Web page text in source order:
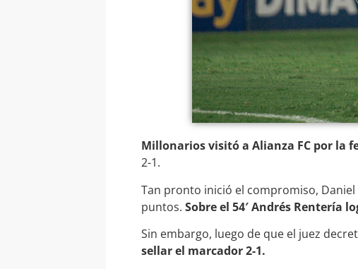
Millonarios visitó a Alianza FC por la
2-1.
Tan pronto inició el compromiso, Daniel
puntos. Sobre el 54′ Andrés Rentería
Sin embargo, luego de que el juez
sellar el marcador 2-1.